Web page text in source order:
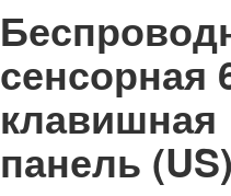
сенсорная
клавишная
панель (US)